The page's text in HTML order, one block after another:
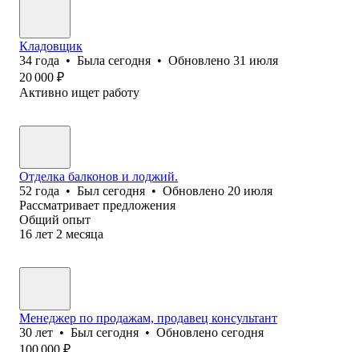
Кладовщик
34 года • Была сегодня • Обновлено 31 июля
20 000 ₽
Активно ищет работу
Отделка балконов и лоджий.
52 года • Был сегодня • Обновлено 20 июля
Рассматривает предложения
Общий опыт
16 лет 2 месяца
Менеджер по продажам, продавец консультант
30 лет • Был сегодня • Обновлено сегодня
100 000 ₽